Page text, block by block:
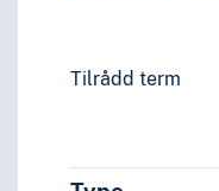
Tilrådd term